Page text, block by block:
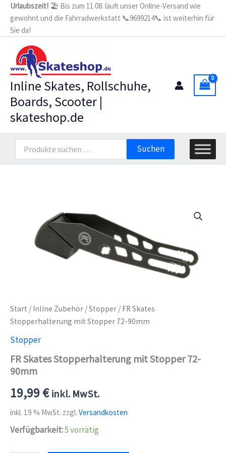
Zum
Inhalt
springen
Urlaubszeit! 🏖️ Bis zum 11.08. läuft unser Online-Versand wie
gewohnt und die Fahrradwerkstatt 📞9699214📞 ist weiterhin für
Sie da!
Inline Skates, Rollschuhe,
Boards, Scooter |
skateshop.de
nach:
Suchen
Start / Inline Zubehör /Stopper / FR Skates
Stopperhalterung mit Stopper 72-90mm
Stopper
FR Skates Stopperhalterung mit Stopper 72-
90mm
19,99€ inkl. MwSt.
inkl. 19 % MwSt. zzgl. Versandkosten
Verfügbarkeit:5 vorrätig
mit
Stopper
72-
90mm
Menge